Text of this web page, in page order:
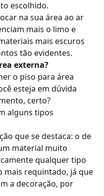
escolhido.
na sua área ao ar
mais o limo e
mais escuros
tão evidentes.
externa?
o piso para área
esteja em dúvida
certo?
alguns tipos
que se destaca: o de
material muito
qualquer tipo
mais requintado, já que
a decoração, por